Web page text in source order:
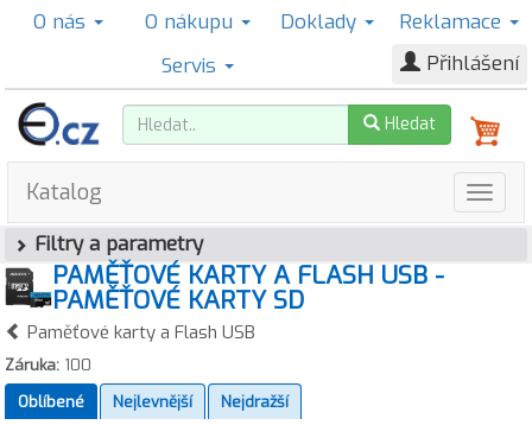
O nás O nákupu Doklady
Reklamace
Servis
Přihlášení
Hledat
Katalog
Filtry a parametry
PAMĚŤOVÉ KARTY A FLASH USB -
PAMĚŤOVÉ KARTY SD
Paměťové karty a Flash USB
Záruka: 100
Oblíbené
Nejlevnější Nejdražší